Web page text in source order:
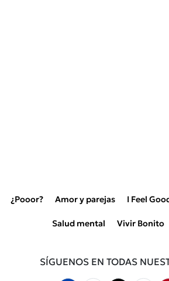
¿Pooor? Amor y parejas I Feel
Salud mental Vivir Bonito
SÍGUENOS EN TODAS